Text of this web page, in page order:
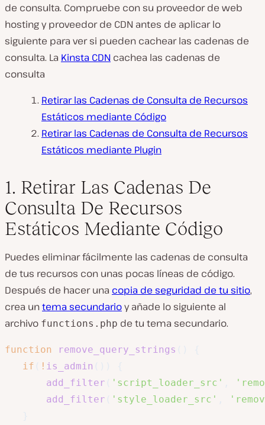
de consulta. Compruebe con su proveedor de web
hosting y proveedor de CDN antes de aplicar lo
siguiente para ver si pueden cachear las cadenas de
consulta. La Kinsta CDN cachea las cadenas de
consulta
Retirar las Cadenas de Consulta de Recursos
Estáticos mediante Código
Retirar las Cadenas de Consulta de Recursos
Estáticos mediante Plugin
1. Retirar Las Cadenas De
Consulta De Recursos
Estáticos Mediante Código
Puedes eliminar fácilmente las cadenas de consulta
de tus recursos con unas pocas líneas de código.
Después de hacer una copia de seguridad de tu sitio,
crea untema secundarioy añade lo siguiente al
archivo functions.php de tu tema secundario.
function remove_query_strings
if
! is_admin
add_filter
'script_loader_src'
add_filter
'style_loader_src'